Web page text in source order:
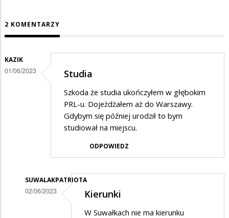
2 KOMENTARZY
KAZIK
01/06/2023 Studia
Szkoda że studia ukończyłem w głębokim
PRL-u. Dojeżdżałem aż do Warszawy.
Gdybym się później urodził to bym
studiował na miejscu.
ODPOWIEDZ
SUWALAKPATRIOTA
02/06/2023 Kierunki
W Suwałkach nie ma kierunku